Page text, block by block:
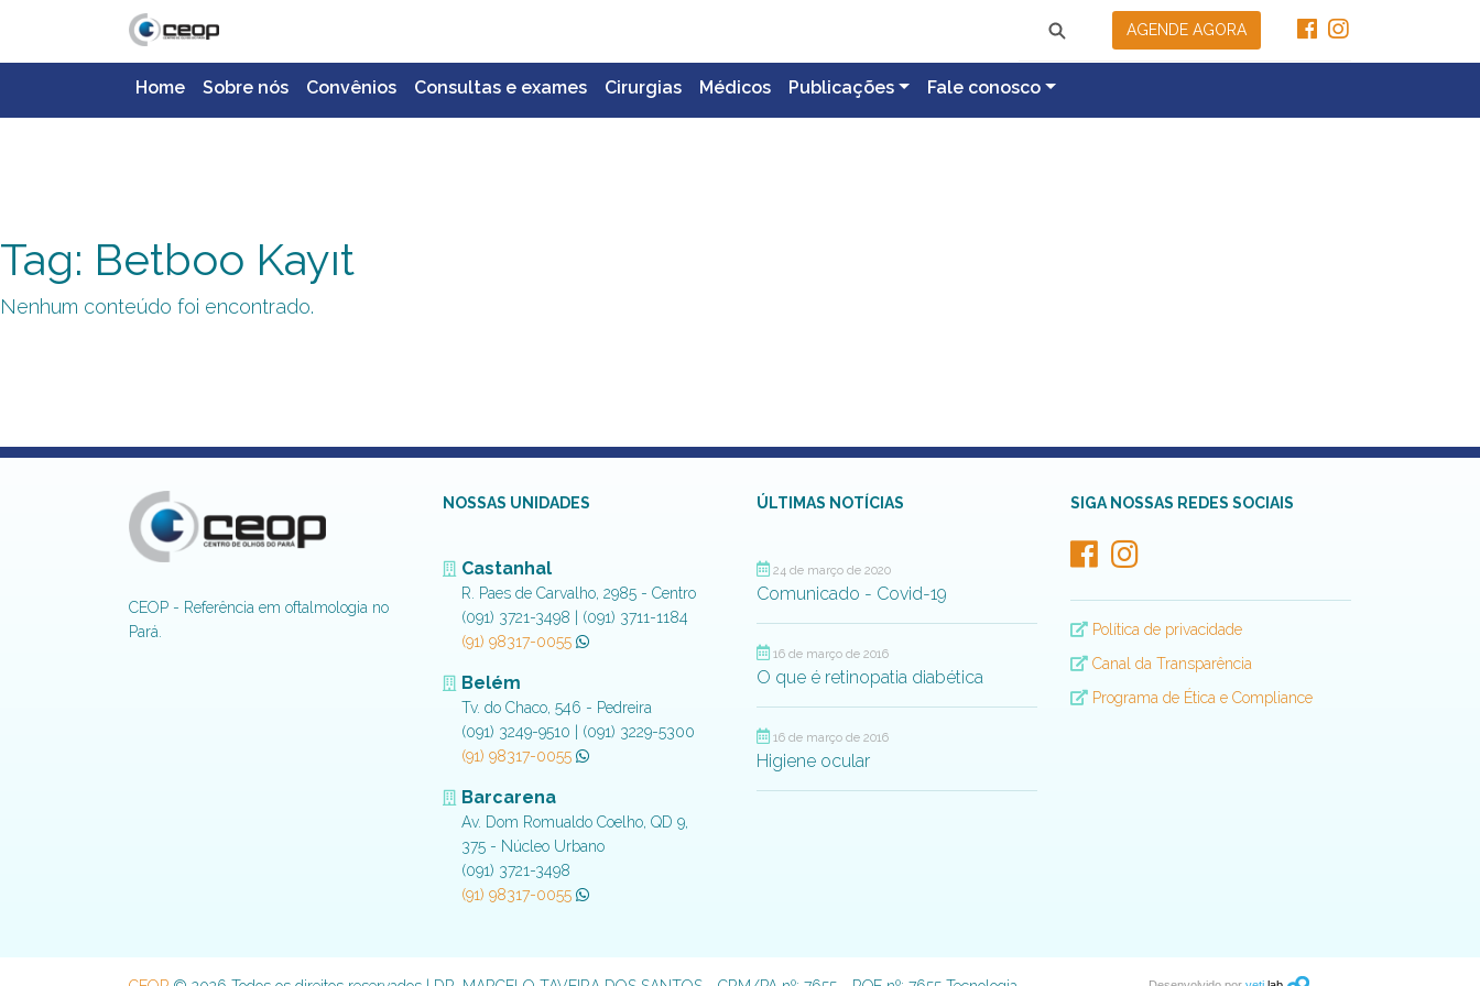
AGENDE AGORA
Home Sobre nós Convênios Consultas e exames Cirurgias Médicos Publicações Fale conosco
Tag: Betboo Kayıt
Nenhum conteúdo foi encontrado.
CEOP - Referência em oftalmologia no
Pará.
NOSSAS UNIDADES
Castanhal
R. Paes de Carvalho, 2985 - Centro
(091) 3721-3498 | (091) 3711-1184
(91) 98317-0055
Belém
Tv. do Chaco, 546 - Pedreira
(091) 3249-9510 | (091) 3229-5300
(91) 98317-0055
Barcarena
Av. Dom Romualdo Coelho, QD 9,
375 - Núcleo Urbano
(091) 3721-3498
(91) 98317-0055
ÚLTIMAS NOTÍCIAS
24 de março de 2020
Comunicado - Covid-19
16 de março de 2016
O que é retinopatia diabética
16 de março de 2016
Higiene ocular
SIGA NOSSAS REDES SOCIAIS
Política de privacidade
Canal da Transparência
Programa de Ética e Compliance